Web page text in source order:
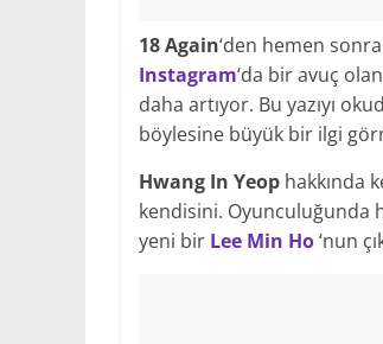
18 Again‘den hemen
Instagram‘da bir avuç
daha artıyor. Bu yazıyı
böylesine büyük bir ilgi
Hwang In Yeop hakkında
kendisini. Oyunculuğunda
yeni bir Lee Min Ho‘nun